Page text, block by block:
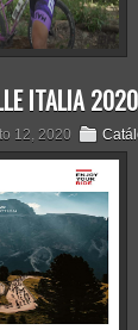
ITALIA 2020
12, 2020